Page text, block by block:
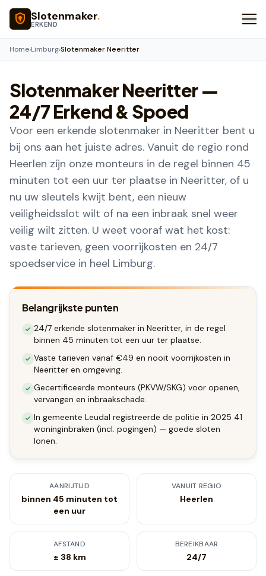
Naar hoofdinhoud
Slotenmaker.
ERKEND
Home›Limburg›Slotenmaker Neeritter
SlotenmakerNeeritter—
24/7 Erkend & Spoed
Voor een erkende slotenmaker in Neeritter bent u
bij ons aan het juiste adres. Vanuit de regio rond
Heerlen zijn onze monteurs in de regel binnen 45
minuten tot een uur ter plaatse in Neeritter, of u
nu uw sleutels kwijt bent, een nieuw
veiligheidsslot wilt of na een inbraak snel weer
veilig wilt zitten. U weet vooraf wat het kost:
vaste tarieven, geen voorrijkosten en 24/7
spoedservice in heel Limburg.
Belangrijkste punten
24/7 erkende slotenmaker in Neeritter, in de regel
binnen 45 minuten tot een uur ter plaatse.
Vaste tarieven vanaf €49 en nooit voorrijkosten in
Neeritter en omgeving.
Gecertificeerde monteurs (PKVW/SKG) voor openen,
vervangen en inbraakschade.
In gemeente Leudal registreerde de politie in 2025 41
woninginbraken (incl. pogingen) — goede sloten
lonen.
AANRIJTIJD
binnen 45 minuten tot
een uur
VANUIT REGIO
Heerlen
AFSTAND
± 38 km
BEREIKBAAR
24/7